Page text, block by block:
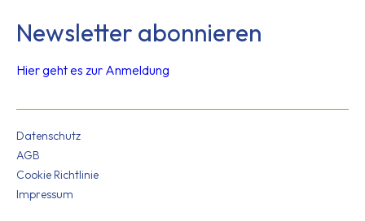
Newsletter abonnieren
Hier geht es zur Anmeldung
Datenschutz
AGB
Cookie Richtlinie
Impressum